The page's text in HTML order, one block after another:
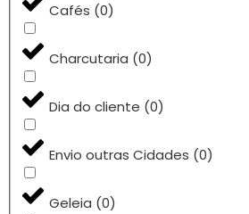
Cafés (0)
Charcutaria (0)
Dia do cliente (0)
Envio outras Cidades (0)
Geleia (0)